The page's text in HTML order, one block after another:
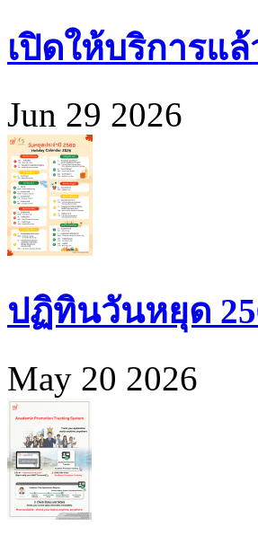
เปิดให้บริการแ
Jun 29 2026
ปฏิทินวันหยุด
May 20 2026